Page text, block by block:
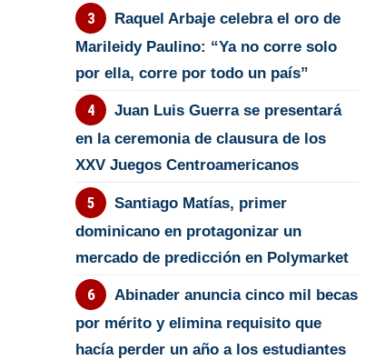
Raquel Arbaje celebra el oro de
Marileidy Paulino: “Ya no corre solo
por ella, corre por todo un país”
Juan Luis Guerra se presentará
en la ceremonia de clausura de los
XXV Juegos Centroamericanos
Santiago Matías, primer
dominicano en protagonizar un
mercado de predicción en Polymarket
Abinader anuncia cinco mil becas
por mérito y elimina requisito que
hacía perder un año a los estudiantes